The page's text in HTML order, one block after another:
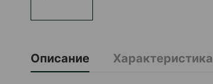
Описание Характеристика